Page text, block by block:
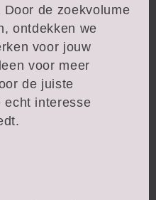
de zoekvolume
ontdekken we
voor jouw
voor meer
de juiste
echt interesse